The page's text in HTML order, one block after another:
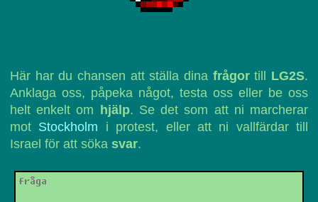
Här har du chansen att ställa dina frågortill LG2S.
Anklaga oss, påpeka något, testa oss eller be oss
helt enkelt om
hjälp. Se det som att ni marcherar
mot Stockholm i protest, eller att ni vallfärdar till
Israel för att söka svar.